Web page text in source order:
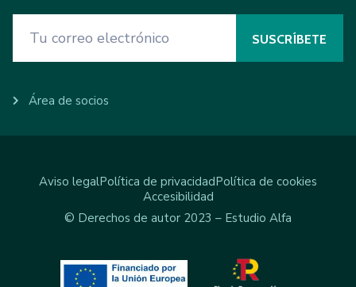
Área de socios
Aviso legalPolítica de privacidadPolítica de cookies
Accesibilidad
© Derechos de autor 2023 – Estudio Alfa